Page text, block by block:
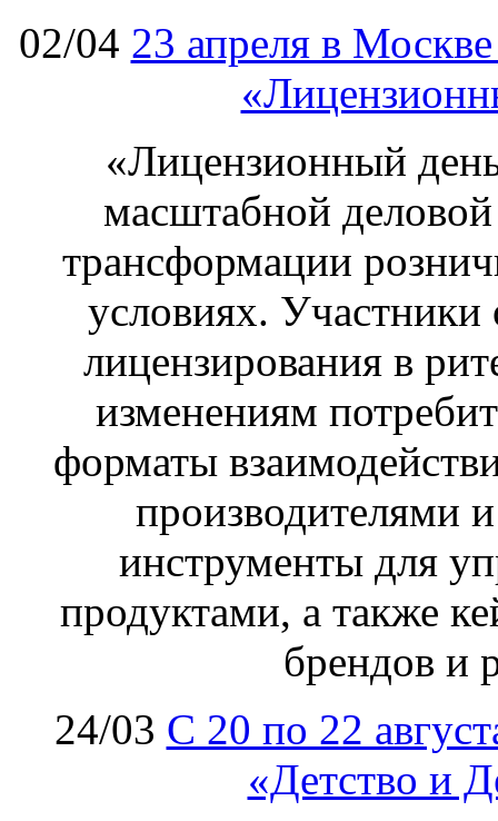
02/04 23 апреля в
«Лицензионный
масштабной
трансформации
условиях. Участники
лицензирования в
изменениям
форматы
производителями
инструменты для
продуктами, а также
брендов и
24/03 C 20 по 22
«Детство и